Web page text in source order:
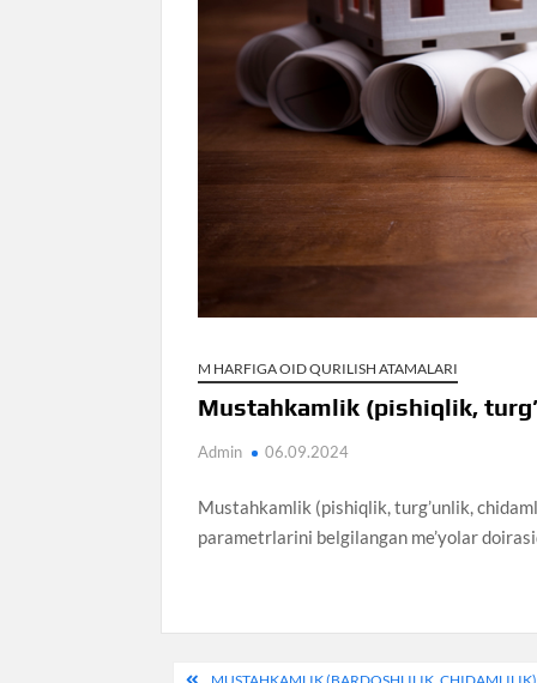
M HARFIGA OID QURILISH ATAMALARI
Mustahkamlik (pishiqlik,
Admin 06.09.2024
Mustahkamlik (pishiqlik, turg’unlik,
parametrlarini belgilangan me’yolar